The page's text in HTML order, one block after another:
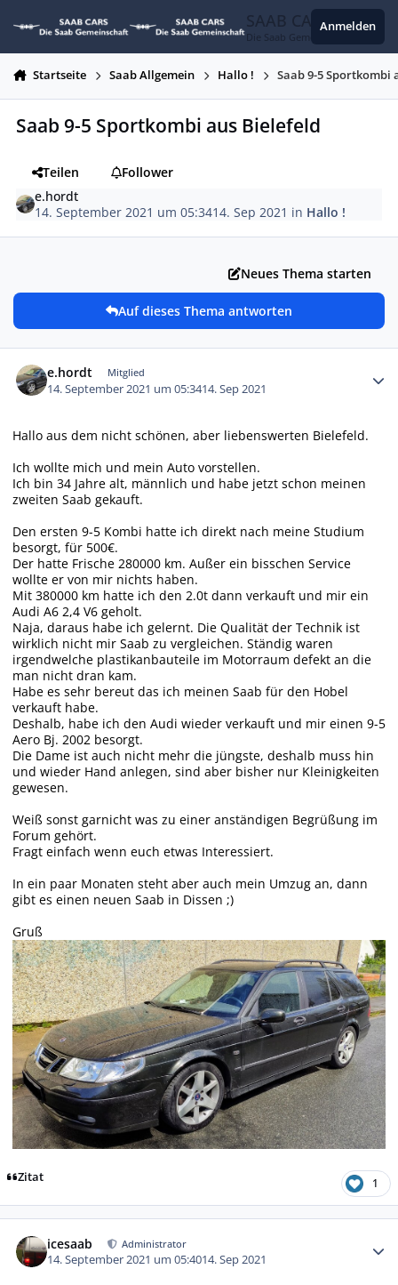
SAAB CARS
Die Saab Gemeinschaft
Anmelden
Startseite Saab Allgemein Hallo ! Saab 9-5 Sportkombi
Saab 9-5 Sportkombi aus Bielefeld
Teilen
Follower
e.hordt
14. September 2021 um 05:3414. Sep 2021 in Hallo !
Neues Thema starten
Auf dieses Thema antworten
e.hordt Mitglied
14. September 2021 um 05:3414. Sep 2021
Hallo aus dem nicht schönen, aber liebenswerten Bielefeld.
Ich wollte mich und mein Auto vorstellen.
Ich bin 34 Jahre alt, männlich und habe jetzt schon meinen
zweiten Saab gekauft.
Den ersten 9-5 Kombi hatte ich direkt nach meine Studium
besorgt, für 500€.
Der hatte Frische 280000 km. Außer ein bisschen Service
wollte er von mir nichts haben.
Mit 380000 km hatte ich den 2.0t dann verkauft und mir ein
Audi A6 2,4 V6 geholt.
Naja, daraus habe ich gelernt. Die Qualität der Technik ist
wirklich nicht mir Saab zu vergleichen. Ständig waren
irgendwelche plastikanbauteile im Motorraum defekt an die
man nicht dran kam.
Habe es sehr bereut das ich meinen Saab für den Hobel
verkauft habe.
Deshalb, habe ich den Audi wieder verkauft und mir einen 9-5
Aero Bj. 2002 besorgt.
Die Dame ist auch nicht mehr die jüngste, deshalb muss hin
und wieder Hand anlegen, sind aber bisher nur Kleinigkeiten
gewesen.
Weiß sonst garnicht was zu einer anständigen Begrüßung im
Forum gehört.
Fragt einfach wenn euch etwas Interessiert.
In ein paar Monaten steht aber auch mein Umzug an, dann
gibt es einen neuen Saab in Dissen ;)
Gruß
Zitat 1
icesaab Administrator
14. September 2021 um 05:4014. Sep 2021